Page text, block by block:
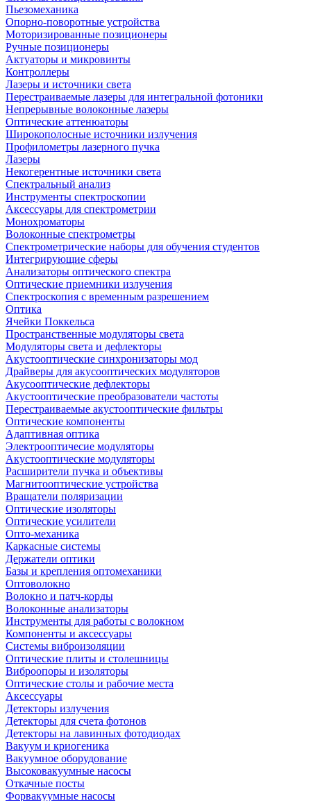
Пьезомеханика
Опорно-поворотные устройства
Моторизированные позиционеры
Ручные позиционеры
Актуаторы и микровинты
Контроллеры
Лазеры и источники света
Перестраиваемые лазеры для интегральной фотоники
Непрерывные волоконные лазеры
Оптические аттенюаторы
Широкополосные источники излучения
Профилометры лазерного пучка
Лазеры
Некогерентные источники света
Спектральный анализ
Инструменты спектроскопии
Аксессуары для спектрометрии
Монохроматоры
Волоконные спектрометры
Спектрометрические наборы для обучения студентов
Интегрирующие сферы
Анализаторы оптического спектра
Оптические приемники излучения
Спектроскопия с временным разрешением
Оптика
Ячейки Поккельса
Пространственные модуляторы света
Модуляторы света и дефлекторы
Акустооптические синхронизаторы мод
Драйверы для акусооптических модуляторов
Акусооптические дефлекторы
Акустооптические преобразователи частоты
Перестраиваемые акустооптические фильтры
Оптические компоненты
Адаптивная оптика
Электрооптичесие модуляторы
Акустооптические модуляторы
Расширители пучка и объективы
Магнитооптические устройства
Вращатели поляризации
Оптические изоляторы
Оптические усилители
Опто-механика
Каркасные системы
Держатели оптики
Базы и крепления оптомеханики
Оптоволокно
Волокно и патч-корды
Волоконные анализаторы
Инструменты для работы с волокном
Компоненты и аксессуары
Системы виброизоляции
Оптические плиты и столешницы
Виброопоры и изоляторы
Оптические столы и рабочие места
Аксессуары
Детекторы излучения
Детекторы для счета фотонов
Детекторы на лавинных фотодиодах
Вакуум и криогеника
Вакуумное оборудование
Высоковакуумные насосы
Откачные посты
Форвакуумные насосы